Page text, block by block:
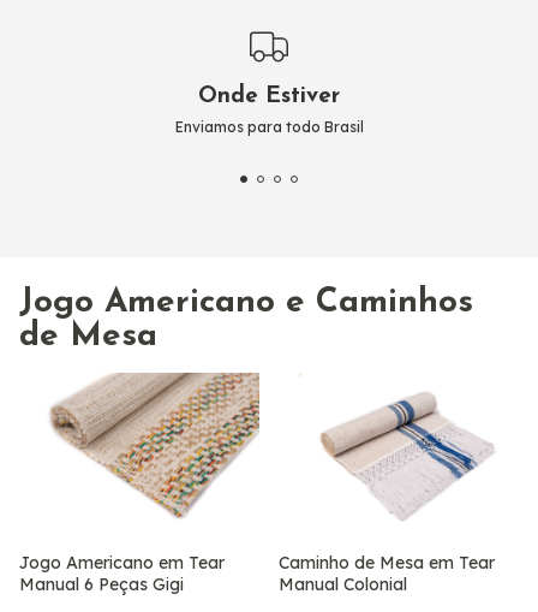
Onde Estiver
Enviamos para todo Brasil
Jogo Americano e Caminhos
de Mesa
Jogo Americano em Tear
Manual 6 Peças Gigi
Caminho de Mesa em Tear
Manual Colonial